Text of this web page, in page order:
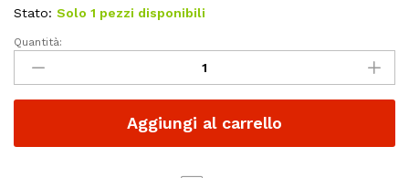
Stato: Solo 1 pezzi disponibili
Violino
BRUCK
1/16
-
V11
Quantità:
Aggiungi al carrello